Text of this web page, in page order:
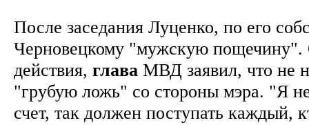
После заседания Луценко, по его
Черновецкому "мужскую пощечину".
действия, глава МВД заявил, что не
"грубую ложь" со стороны мэра. "Я
счет, так должен поступать каждый,